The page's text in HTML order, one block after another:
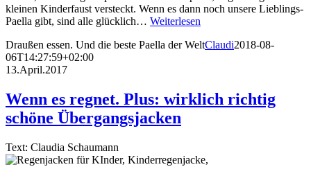
kleinen Kinderfaust versteckt. Wenn es dann noch unsere Lieblings-
Paella gibt, sind alle glücklich… Weiterlesen
Draußen essen. Und die beste Paella der WeltClaudi2018-08-
06T14:27:59+02:00
13.April.2017
Wenn es regnet. Plus: wirklich richtig
schöne Übergangsjacken
Text: Claudia Schaumann